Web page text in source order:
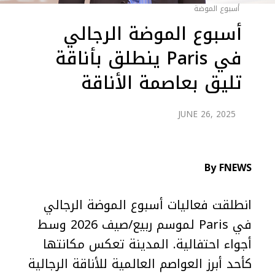
أسبوع الموضة
أسبوع الموضة الرجالي
في Paris ينطلق بأناقة
تليق بعاصمة الأناقة
JUNE 26, 2025
By FNEWS
انطلقت فعاليات أسبوع الموضة الرجالي
في Paris لموسم ربيع/صيف 2026 وسط
أجواء احتفالية. المدينة تعكس مكانتها
كأحد أبرز العواصم العالمية للأناقة الرجالية